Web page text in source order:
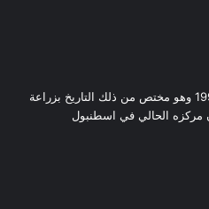
مركز أسنانك الدولي أفتتح منذ 1995 وهو مختص من ذلك التاريخ بزراعة
مركزه الحالي في اسطنبول